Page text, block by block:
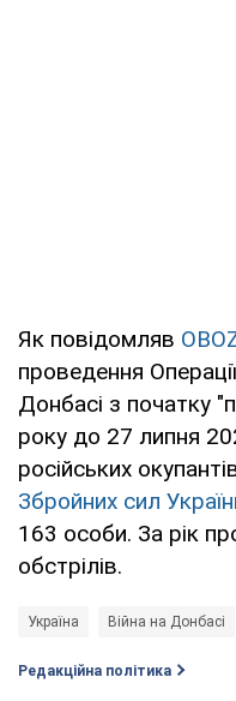
Як повідомляв
проведення
Донбасі з початку
року до 27 липня
російських
Збройних сил
163 особи. За рік
обстрілів.
Україна Війна на Донбасі
Редакційна політика